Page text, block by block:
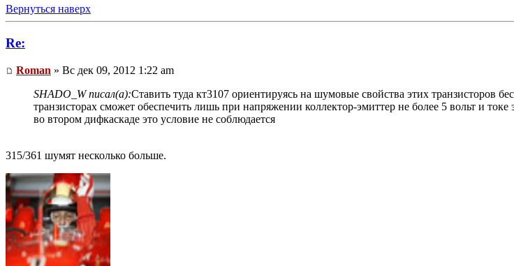
Вернуться наверх
Re:
Roman » Вс дек 09, 2012 1:22 am
SHADO_W писал(а):Ставить туда кт3107 ориентируясь на шумовые свойства этих транзисторов
транзисторах сможет обеспечить лишь при напряжении коллектор-эмиттер не более 5 вольт и
во втором дифкаскаде это условие не соблюдается
315/361 шумят несколько больше.